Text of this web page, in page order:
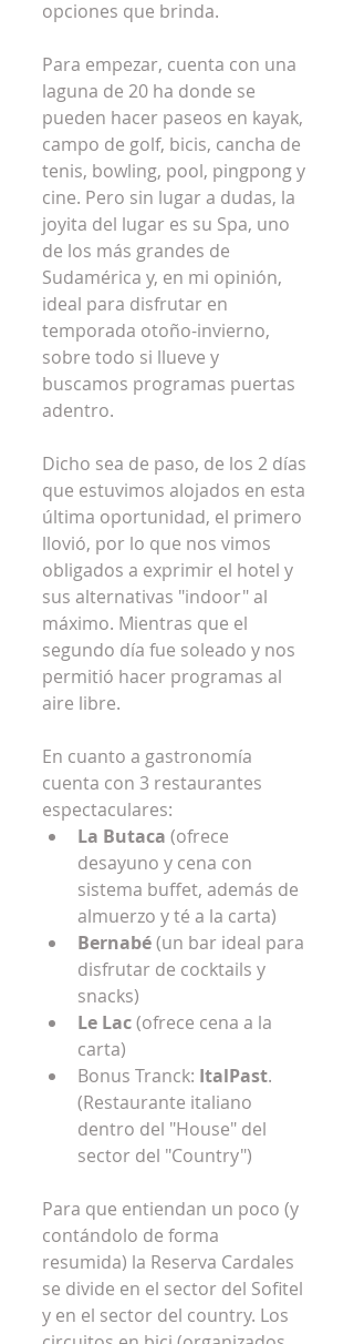
opciones que brinda.
Para empezar, cuenta con una
laguna de 20 ha donde se
pueden hacer paseos en kayak,
campo de golf, bicis, cancha de
tenis, bowling, pool, pingpong y
cine. Pero sin lugar a dudas, la
joyita del lugar es su Spa, uno
de los más grandes de
Sudamérica y, en mi opinión,
ideal para disfrutar en
temporada otoño-invierno,
sobre todo si llueve y
buscamos programas puertas
adentro.
Dicho sea de paso, de los 2 días
que estuvimos alojados en esta
última oportunidad, el primero
llovió, por lo que nos vimos
obligados a exprimir el hotel y
sus alternativas "indoor" al
máximo. Mientras que el
segundo día fue soleado y nos
permitió hacer programas al
aire libre.
En cuanto a gastronomía
cuenta con 3 restaurantes
espectaculares:
La Butaca (ofrece
desayuno y cena con
sistema buffet, además de
almuerzo y té a la carta)
Bernabé (un bar ideal para
disfrutar de cocktails y
snacks)
Le Lac (ofrece cena a la
carta)
Bonus Tranck: ItalPast.
(Restaurante italiano
dentro del "House" del
sector del "Country")
Para que entiendan un poco (y
contándolo de forma
resumida) la Reserva Cardales
se divide en el sector del Sofitel
y en el sector del country. Los